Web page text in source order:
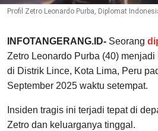
Profil Zetro Leonardo Purba, Diplomat
INFOTANGERANG.ID- Seorang
Zetro Leonardo Purba (40) menjadi
di Distrik Lince, Kota Lima, Peru
September 2025 waktu setempat.
Insiden tragis ini terjadi tepat di
Zetro dan keluarganya tinggal.